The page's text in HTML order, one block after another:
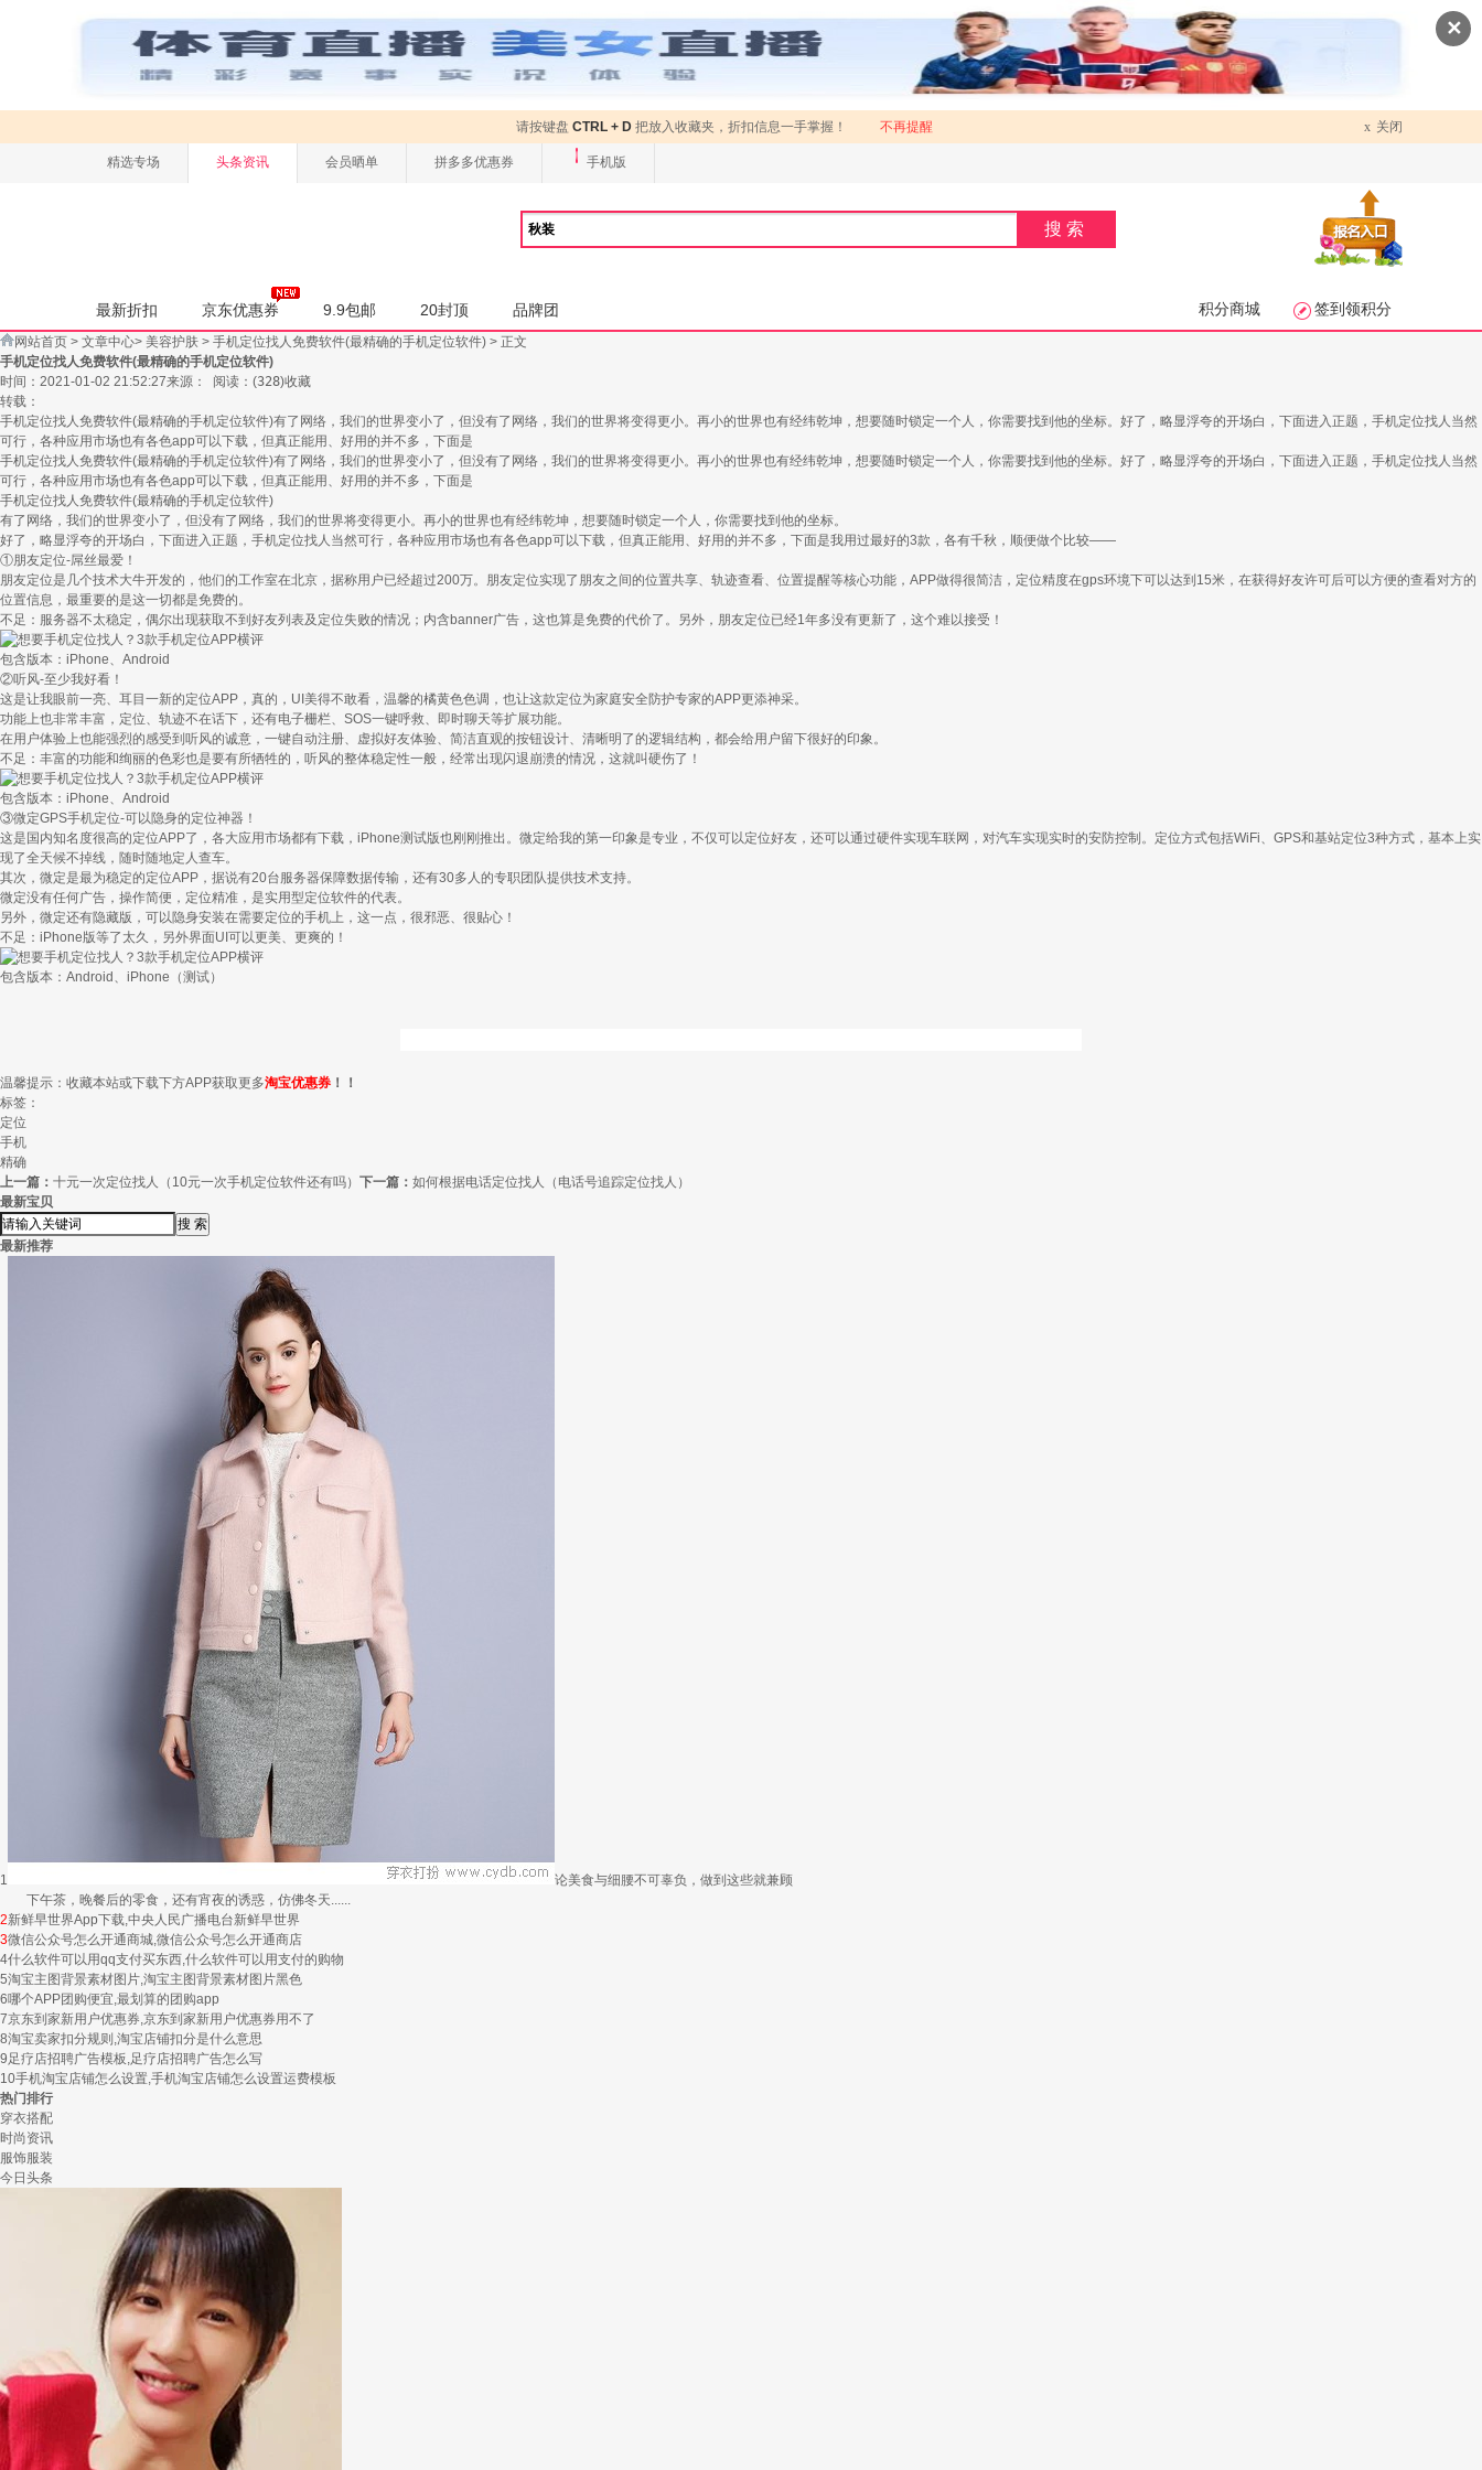
✕
请按键盘 CTRL + D 把放入收藏夹，折扣信息一手掌握！ 不再提醒 x 关闭
精选专场 头条资讯 会员晒单 拼多多优惠券 手机版
搜索
最新折扣 京东优惠券 9.9包邮 20封顶 品牌团 积分商城 签到领积分
网站首页 > 文章中心> 美容护肤 > 手机定位找人免费软件(最精确的手机定位软件) > 正文
手机定位找人免费软件(最精确的手机定位软件)
时间：2021-01-02 21:52:27来源： 阅读： (328)收藏
转载：
手机定位找人免费软件(最精确的手机定位软件)有了网络，我们的世界变小了，但没有了网络，我们的世界将变得更小。再小的世界也有经纬乾坤，想要随时锁定一个人，你需要找到他的坐标。好了，略显浮夸的开场白，下面进入正题，手机定位找人当然
可行，各种应用市场也有各色app可以下载，但真正能用、好用的并不多，下面是
手机定位找人免费软件(最精确的手机定位软件)有了网络，我们的世界变小了，但没有了网络，我们的世界将变得更小。再小的世界也有经纬乾坤，想要随时锁定一个人，你需要找到他的坐标。好了，略显浮夸的开场白，下面进入正题，手机定位找人当然
可行，各种应用市场也有各色app可以下载，但真正能用、好用的并不多，下面是
手机定位找人免费软件(最精确的手机定位软件)
有了网络，我们的世界变小了，但没有了网络，我们的世界将变得更小。再小的世界也有经纬乾坤，想要随时锁定一个人，你需要找到他的坐标。
好了，略显浮夸的开场白，下面进入正题，手机定位找人当然可行，各种应用市场也有各色app可以下载，但真正能用、好用的并不多，下面是我用过最好的3款，各有千秋，顺便做个比较——
①朋友定位-屌丝最爱！
朋友定位是几个技术大牛开发的，他们的工作室在北京，据称用户已经超过200万。朋友定位实现了朋友之间的位置共享、轨迹查看、位置提醒等核心功能，APP做得很简洁，定位精度在gps环境下可以达到15米，在获得好友许可后可以方便的查看对方的
位置信息，最重要的是这一切都是免费的。
不足：服务器不太稳定，偶尔出现获取不到好友列表及定位失败的情况；内含banner广告，这也算是免费的代价了。另外，朋友定位已经1年多没有更新了，这个难以接受！
包含版本：iPhone、Android
②听风-至少我好看！
这是让我眼前一亮、耳目一新的定位APP，真的，UI美得不敢看，温馨的橘黄色色调，也让这款定位为家庭安全防护专家的APP更添神采。
功能上也非常丰富，定位、轨迹不在话下，还有电子栅栏、SOS一键呼救、即时聊天等扩展功能。
在用户体验上也能强烈的感受到听风的诚意，一键自动注册、虚拟好友体验、简洁直观的按钮设计、清晰明了的逻辑结构，都会给用户留下很好的印象。
不足：丰富的功能和绚丽的色彩也是要有所牺牲的，听风的整体稳定性一般，经常出现闪退崩溃的情况，这就叫硬伤了！
包含版本：iPhone、Android
③微定GPS手机定位-可以隐身的定位神器！
这是国内知名度很高的定位APP了，各大应用市场都有下载，iPhone测试版也刚刚推出。微定给我的第一印象是专业，不仅可以定位好友，还可以通过硬件实现车联网，对汽车实现实时的安防控制。定位方式包括WiFi、GPS和基站定位3种方式，基本上实
现了全天候不掉线，随时随地定人查车。
其次，微定是最为稳定的定位APP，据说有20台服务器保障数据传输，还有30多人的专职团队提供技术支持。
微定没有任何广告，操作简便，定位精准，是实用型定位软件的代表。
另外，微定还有隐藏版，可以隐身安装在需要定位的手机上，这一点，很邪恶、很贴心！
不足：iPhone版等了太久，另外界面UI可以更美、更爽的！
包含版本：Android、iPhone（测试）
温馨提示：收藏本站或下载下方APP获取更多淘宝优惠券 ！！
标签：
定位
手机
精确
上一篇： 十元一次定位找人（10元一次手机定位软件还有吗） 下一篇： 如何根据电话定位找人（电话号追踪定位找人）
最新宝贝
最新推荐
1
论美食与细腰不可辜负，做到这些就兼顾
下午茶，晚餐后的零食，还有宵夜的诱惑，仿佛冬天......
2新鲜早世界App下载,中央人民广播电台新鲜早世界
3微信公众号怎么开通商城,微信公众号怎么开通商店
4什么软件可以用qq支付买东西,什么软件可以用支付的购物
5淘宝主图背景素材图片,淘宝主图背景素材图片黑色
6哪个APP团购便宜,最划算的团购app
7京东到家新用户优惠券,京东到家新用户优惠券用不了
8淘宝卖家扣分规则,淘宝店铺扣分是什么意思
9足疗店招聘广告模板,足疗店招聘广告怎么写
10手机淘宝店铺怎么设置,手机淘宝店铺怎么设置运费模板
热门排行
穿衣搭配
时尚资讯
服饰服装
今日头条